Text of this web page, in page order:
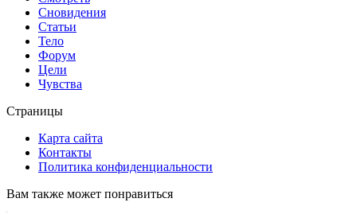
Сновидения
Статьи
Тело
Форум
Цели
Чувства
Страницы
Карта сайта
Контакты
Политика конфиденциальности
Вам также может понравиться